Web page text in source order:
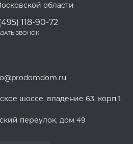
области
118-90-72
ЗВОНОК
шоссе, владение 63, корп.1,
переулок, дом 49